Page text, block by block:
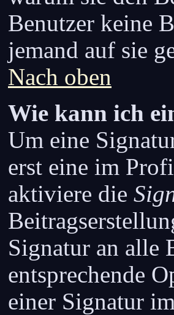
Benutzer keine
jemand auf sie
Nach oben
Wie kann ich
Um eine
erst eine im
aktiviere die
Signatur an alle
entsprechende
einer Signatur